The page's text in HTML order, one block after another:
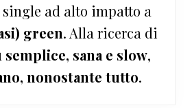
ad alto impatto a
green. Alla ricerca di
semplice, sana e slow,
nonostante tutto.